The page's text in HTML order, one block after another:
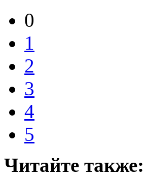
0
1
2
3
4
5
Читайте также: